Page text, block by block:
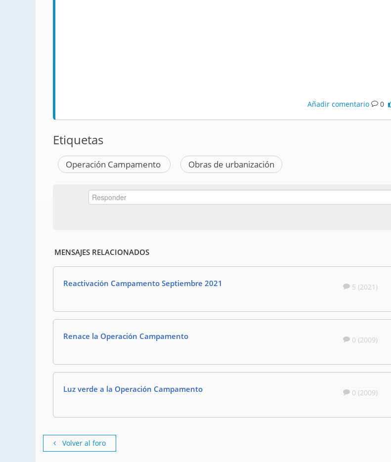
Añadir comentario 0
Etiquetas
Operación Campamento Obras de urbanización
MENSAJES RELACIONADOS
Reactivación Campamento Septiembre 2021 5 (2021)
Renace la Operación Campamento 0 (2009)
Luz verde a la Operación Campamento 0 (2009)
Volver al foro